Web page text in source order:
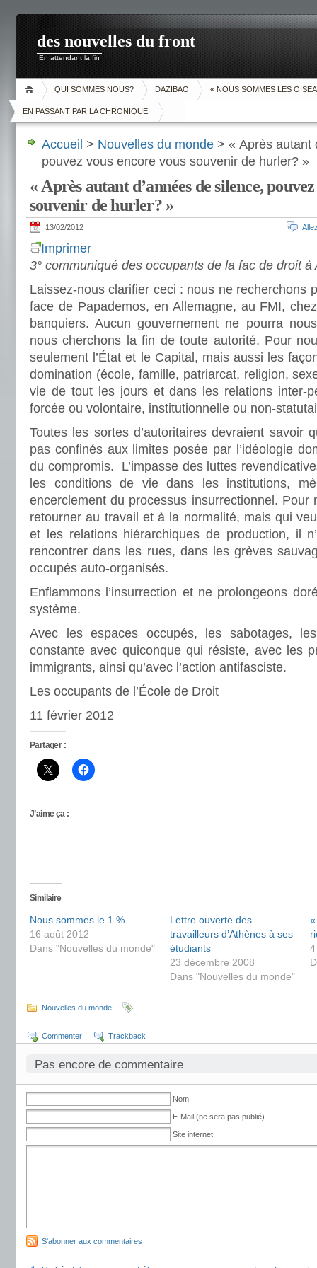
des nouvelles du front
En attendant la fin
QUI SOMMES NOUS? DAZIBAO « NOUS SOMMES LES
EN PASSANT PAR LA CHRONIQUE
Accueil > Nouvelles du monde > « Après autant
pouvez vous encore vous souvenir de hurler? »
« Après autant d’années de silence,
souvenir de hurler? »
13/02/2012
Imprimer
3° communiqué des occupants de la fac de droit à
Laissez-nous clarifier ceci : nous ne recherchons
face de Papademos, en Allemagne, au FMI,
banquiers. Aucun gouvernement ne pourra
nous cherchons la fin de toute autorité. Pour
seulement l’État et le Capital, mais aussi les
domination (école, famille, patriarcat, religion,
vie de tout les jours et dans les relations inter-
forcée ou volontaire, institutionnelle ou non-
Toutes les sortes d’autoritaires devraient savoir
pas confinés aux limites posée par l’idéologie
du compromis. L’impasse des luttes
les conditions de vie dans les institutions,
encerclement du processus insurrectionnel. Pour
retourner au travail et à la normalité, mais qui
et les relations hiérarchiques de production, il
rencontrer dans les rues, dans les grèves
occupés auto-organisés.
Enflammons l’insurrection et ne prolongeons
système.
Avec les espaces occupés, les sabotages,
constante avec quiconque qui résiste, avec les
immigrants, ainsi qu’avec l’action antifasciste.
Les occupants de l’École de Droit
11 février 2012
Partager :
J’aime ça :
Similaire
Nous sommes le 1 %
16 août 2012
Dans "Nouvelles du monde"
Lettre ouverte des
travailleurs d’Athènes à ses
étudiants
23 décembre 2008
Dans "Nouvelles du monde"
Nouvelles du monde
Commenter Trackback
Pas encore de commentaire
Nom
E-Mail (ne sera pas publié)
Site internet
S'abonner aux commentaires